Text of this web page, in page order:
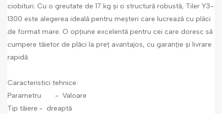
ciobituri. Cu o greutate de 17 kg și o structură robustă, Tiler Y3-
1300 este alegerea ideală pentru meșteri care lucrează cu plăci
de format mare. O opțiune excelentă pentru cei care doresc să
cumpere tăietor de plăci la preț avantajos, cu garanție și livrare
rapidă.
Caracteristici tehnice:
Parametru
- Valoare
Tip tăiere - dreaptă